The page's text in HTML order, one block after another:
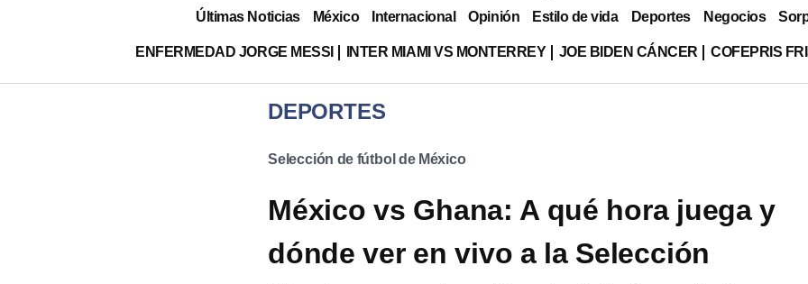
Últimas Noticias México Internacional Opinión Estilo de vida Deportes Negocios
ENFERMEDAD JORGE MESSI INTER MIAMI VS MONTERREY JOE BIDEN CÁNCER COFEPRIS
DEPORTES
Selección de fútbol de México
México vs Ghana: A qué hora juega y
dónde ver en vivo a la Selección